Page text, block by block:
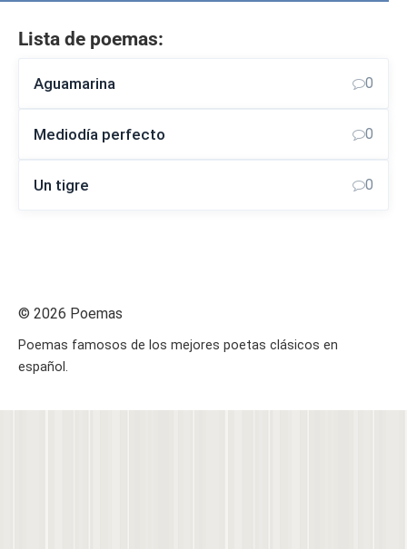
Lista de poemas:
Aguamarina 0
Mediodía perfecto 0
Un tigre 0
© 2026 Poemas
Poemas famosos de los mejores poetas clásicos en
español.